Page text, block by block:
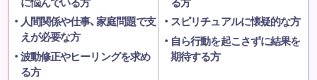
人間関係や仕事、家庭問題で支
えが必要な方
波動修正やヒーリングを求め
る方
スピリチュアルに懐疑的な方
自ら行動を起こさずに結果を
期待する方